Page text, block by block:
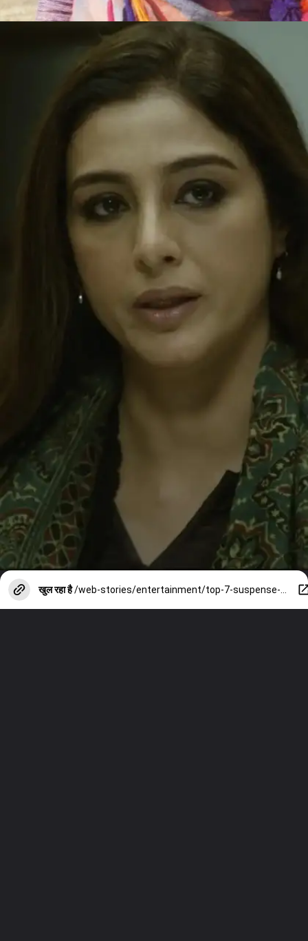
​​Husn Pahadon Ka (हुस्न पहाड़ों का)​​
इस गाने में मंदाकिनी की अदाएं देखने लायक है।
खुल रहा है /web-stories/entertainment/top-7-suspense-thriller-movies-on-ott/photostory/154436966.cms